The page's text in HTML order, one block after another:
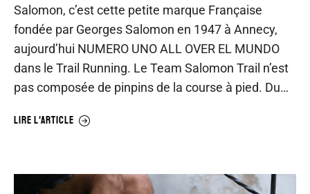
Salomon, c’est cette petite marque Française
fondée par Georges Salomon en 1947 à Annecy,
aujourd’hui NUMERO UNO ALL OVER EL MUNDO
dans le Trail Running. Le Team Salomon Trail n’est
pas composée de pinpins de la course à pied. Du…
LIRE L'ARTICLE